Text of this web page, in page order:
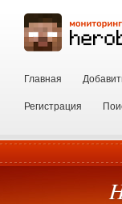
Главная
Регистрация